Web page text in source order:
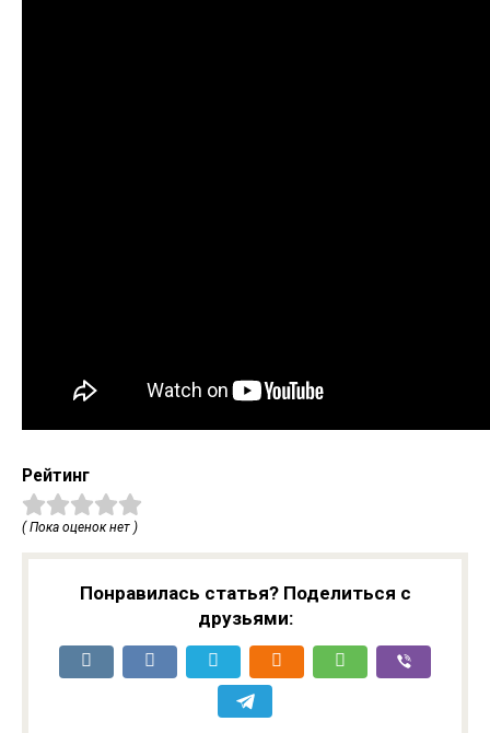
Рейтинг
( Пока оценок нет )
Понравилась статья? Поделиться с
друзьями: